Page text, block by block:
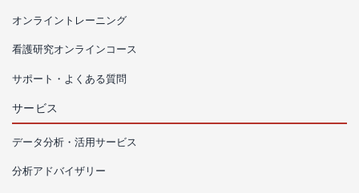
オンライントレーニング
看護研究オンラインコース
サポート・よくある質問
サービス
データ分析・活用サービス
分析アドバイザリー